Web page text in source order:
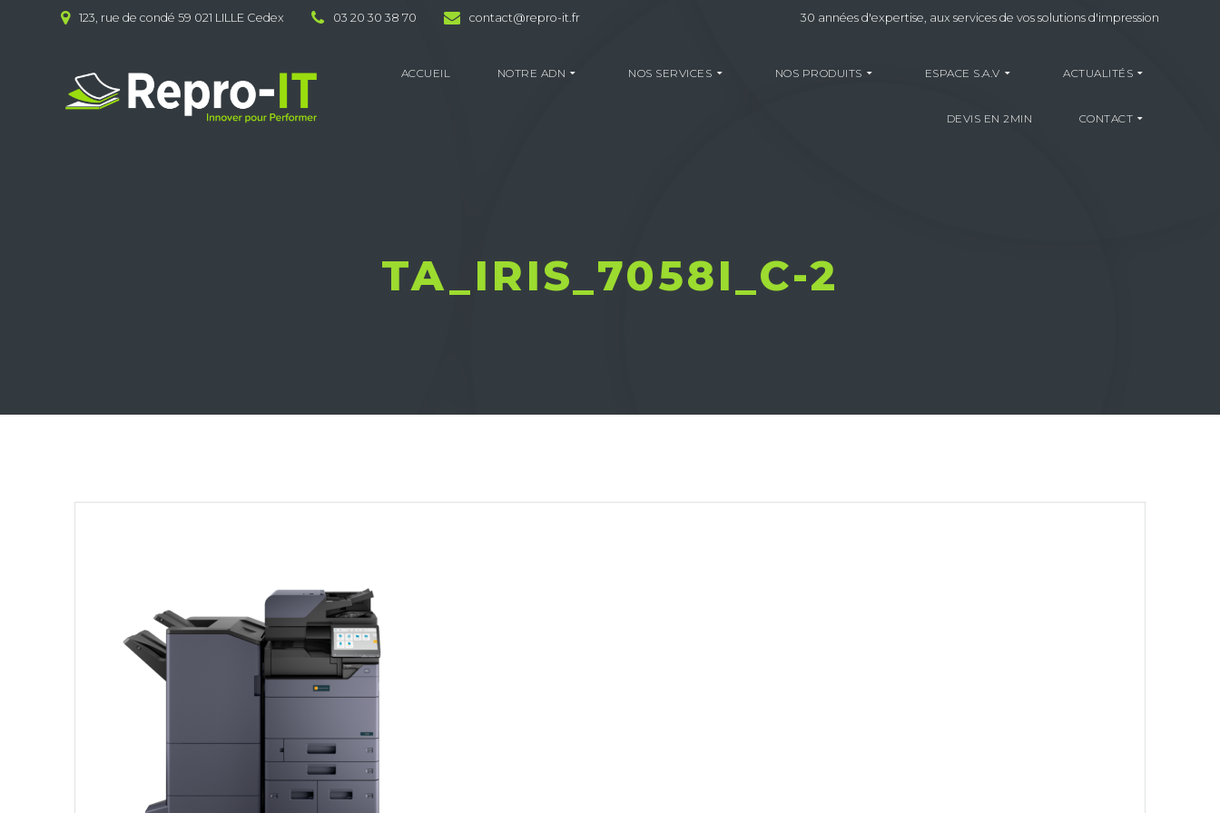
123, rue de condé 59 021 LILLE Cedex 03 20 30 38 70 contact@repro-it.fr 30 années d'expertise, aux services de vos solutions d'impression
ACCUEIL NOTRE ADN NOS SERVICES NOS PRODUITS ESPACE S.A.V ACTUALITÉS
DEVIS EN 2MIN CONTACT
TA_IRIS_7058I_C-2